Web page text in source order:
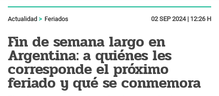
Actualidad Feriados 02 SEP 2024 | 12:26 H
Fin de semana largo en
Argentina: a quiénes les
corresponde el próximo
feriado y qué se conmemora